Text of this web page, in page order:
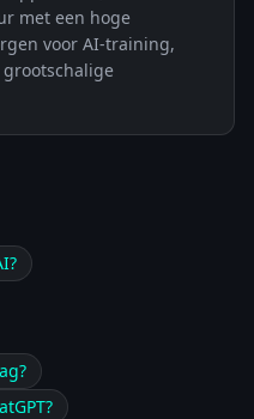
met een hoge
voor AI-training,